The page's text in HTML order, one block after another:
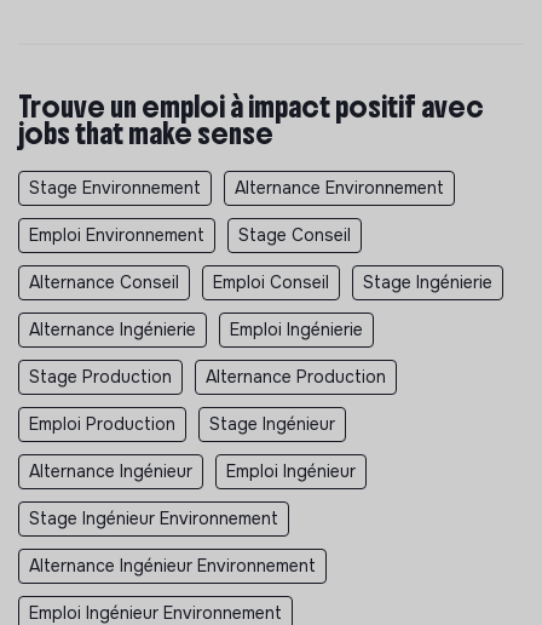
Trouve un emploi à impact positif avec
jobs that make sense
Stage Environnement Alternance Environnement
Emploi Environnement Stage Conseil
Alternance Conseil Emploi Conseil Stage Ingénierie
Alternance Ingénierie Emploi Ingénierie
Stage Production Alternance Production
Emploi Production Stage Ingénieur
Alternance Ingénieur Emploi Ingénieur
Stage Ingénieur Environnement
Alternance Ingénieur Environnement
Emploi Ingénieur Environnement